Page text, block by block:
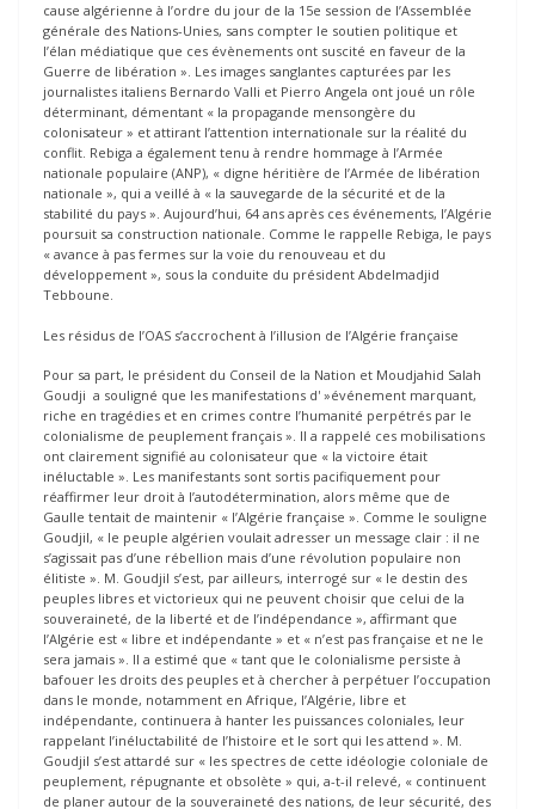
cause algérienne à l’ordre du jour de la 15e session de l’Assemblée
générale des Nations-Unies, sans compter le soutien politique et
l’élan médiatique que ces évènements ont suscité en faveur de la
Guerre de libération ». Les images sanglantes capturées par les
journalistes italiens Bernardo Valli et Pierro Angela ont joué un rôle
déterminant, démentant « la propagande mensongère du
colonisateur » et attirant l’attention internationale sur la réalité du
conflit. Rebiga a également tenu à rendre hommage à l’Armée
nationale populaire (ANP), « digne héritière de l’Armée de libération
nationale », qui a veillé à « la sauvegarde de la sécurité et de la
stabilité du pays ». Aujourd’hui, 64 ans après ces événements, l’Algérie
poursuit sa construction nationale. Comme le rappelle Rebiga, le pays
« avance à pas fermes sur la voie du renouveau et du
développement », sous la conduite du président Abdelmadjid
Tebboune.
Les résidus de l’OAS s’accrochent à l’illusion de l’Algérie française
Pour sa part, le président du Conseil de la Nation et Moudjahid Salah
Goudji a souligné que les manifestations d' »événement marquant,
riche en tragédies et en crimes contre l’humanité perpétrés par le
colonialisme de peuplement français ». Il a rappelé ces mobilisations
ont clairement signifié au colonisateur que « la victoire était
inéluctable ». Les manifestants sont sortis pacifiquement pour
réaffirmer leur droit à l’autodétermination, alors même que de
Gaulle tentait de maintenir « l’Algérie française ». Comme le souligne
Goudjil, « le peuple algérien voulait adresser un message clair : il ne
s’agissait pas d’une rébellion mais d’une révolution populaire non
élitiste ». M. Goudjil s’est, par ailleurs, interrogé sur « le destin des
peuples libres et victorieux qui ne peuvent choisir que celui de la
souveraineté, de la liberté et de l’indépendance », affirmant que
l’Algérie est « libre et indépendante » et « n’est pas française et ne le
sera jamais ». Il a estimé que « tant que le colonialisme persiste à
bafouer les droits des peuples et à chercher à perpétuer l’occupation
dans le monde, notamment en Afrique, l’Algérie, libre et
indépendante, continuera à hanter les puissances coloniales, leur
rappelant l’inéluctabilité de l’histoire et le sort qui les attend ». M.
Goudjil s’est attardé sur « les spectres de cette idéologie coloniale de
peuplement, répugnante et obsolète » qui, a-t-il relevé, « continuent
de planer autour de la souveraineté des nations, de leur sécurité, des